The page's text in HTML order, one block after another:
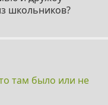
школьников?
там было или не